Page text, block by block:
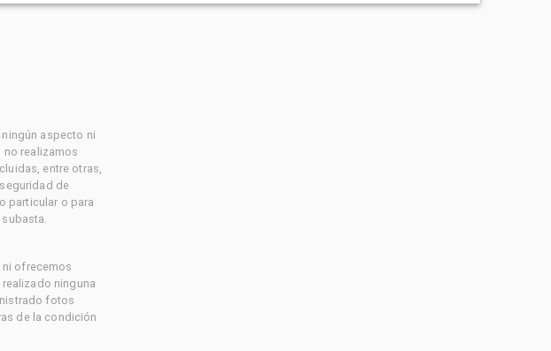
aspecto ni
realizamos
entre otras,
de
particular o para
ofrecemos
ninguna
fotos
de la condición